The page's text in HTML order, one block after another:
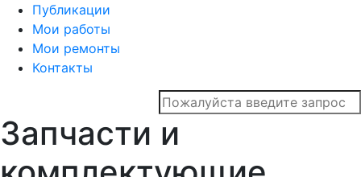
Публикации
Мои работы
Мои ремонты
Контакты
Запчасти и